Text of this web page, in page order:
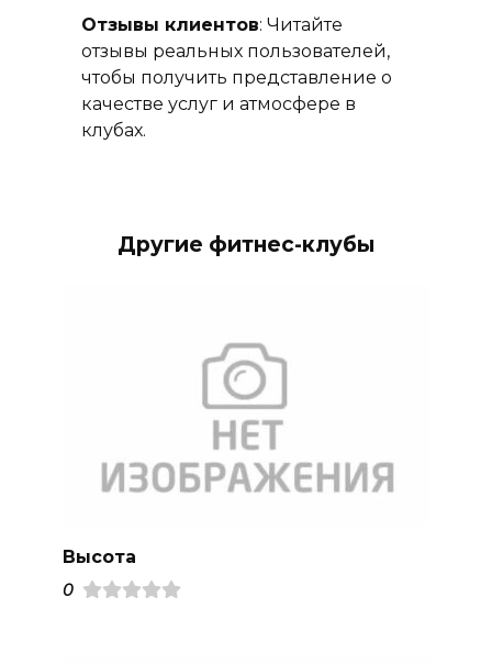
Отзывы клиентов: Читайте
отзывы реальных пользователей,
чтобы получить представление о
качестве услуг и атмосфере в
клубах.
Другие фитнес-клубы
Высота
0